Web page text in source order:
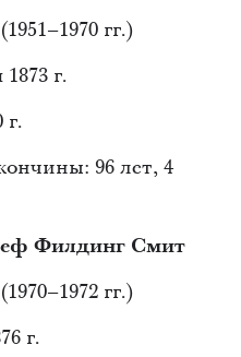
гг.)
г.
г.
96 лет, 4
Филдинг Смит
гг.)
г.